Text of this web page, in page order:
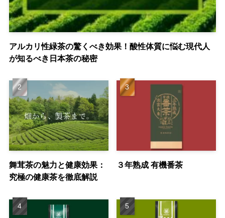
アルカリ性緑茶の驚くべき効果！酸性体質に悩む現代人
が知るべき日本茶の秘密
舞茸茶の魅力と健康効果：
究極の健康茶を徹底解説
３年熟成 有機番茶